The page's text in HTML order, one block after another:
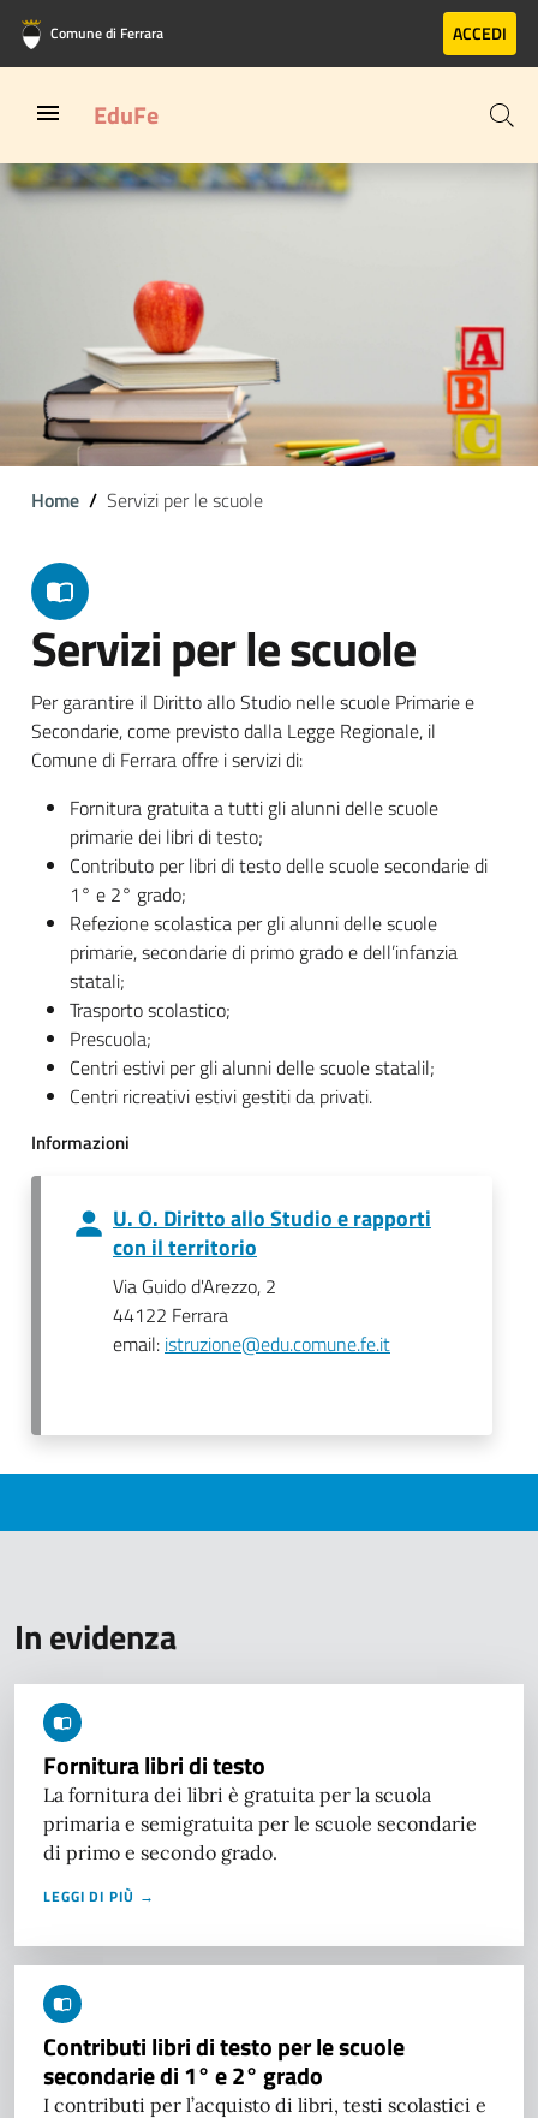
Vai al contenuto principale
Vai al footer
Comune di Ferrara ACCEDI
EduFe
Home Servizi per le scuole
Servizi per le scuole
Per garantire il Diritto allo Studio nelle scuole Primarie e
Secondarie, come previsto dalla Legge Regionale, il
Comune di Ferrara offre i servizi di:
Fornitura gratuita a tutti gli alunni delle scuole
primarie dei libri di testo;
Contributo per libri di testo delle scuole secondarie di
1° e 2° grado;
Refezione scolastica per gli alunni delle scuole
primarie, secondarie di primo grado e dell’infanzia
statali;
Trasporto scolastico;
Prescuola;
Centri estivi per gli alunni delle scuole statalil;
Centri ricreativi estivi gestiti da privati.
Informazioni
U. O. Diritto allo Studio e rapporti
con il territorio
Via Guido d'Arezzo, 2
44122 Ferrara
email: istruzione@edu.comune.fe.it
In evidenza
Fornitura libri di testo
La fornitura dei libri è gratuita per la scuola
primaria e semigratuita per le scuole secondarie
di primo e secondo grado.
LEGGI DI PIÙ →
Contributi libri di testo per le scuole
secondarie di 1° e 2° grado
I contributi per l’acquisto di libri, testi scolastici e